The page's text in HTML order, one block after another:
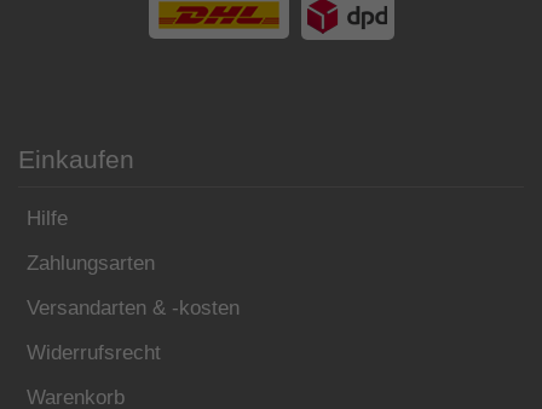
Einkaufen
Hilfe
Zahlungsarten
Versandarten & -kosten
Widerrufsrecht
Warenkorb